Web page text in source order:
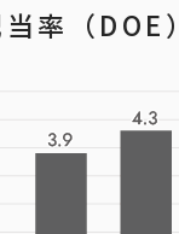
率（DOE）